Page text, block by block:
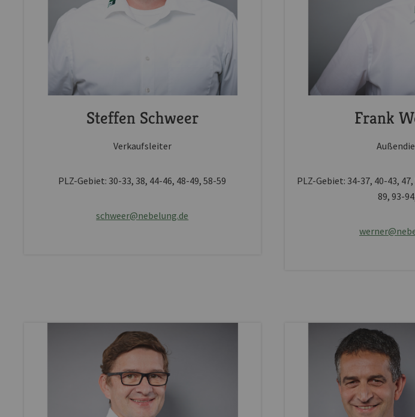
Steffen Schweer
Verkaufsleiter
PLZ-Gebiet: 30-33, 38, 44-46, 48-49, 58-59
schweer@nebelung.de
Frank
PLZ-Gebiet: 34-37, 40-43,
89, 93-